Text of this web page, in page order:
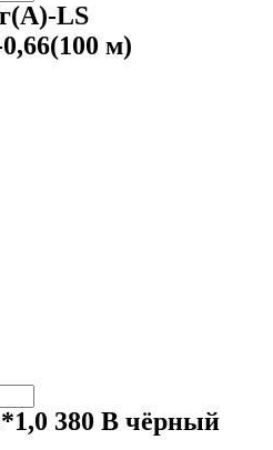
LS
м)
380 В чёрный